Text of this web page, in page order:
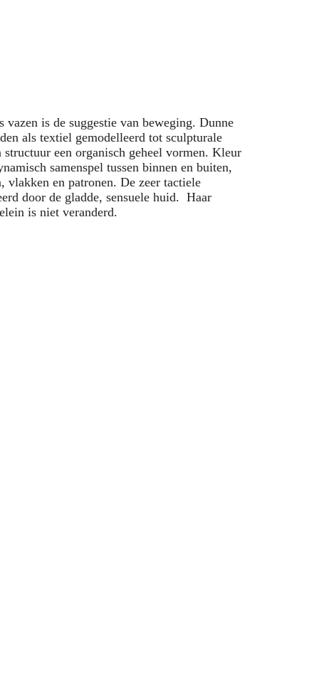
vazen is de suggestie van beweging. Dunne
als textiel gemodelleerd tot sculpturale
structuur een organisch geheel vormen. Kleur
samenspel tussen binnen en buiten,
vlakken en patronen. De zeer tactiele
door de gladde, sensuele huid. Haar
is niet veranderd.